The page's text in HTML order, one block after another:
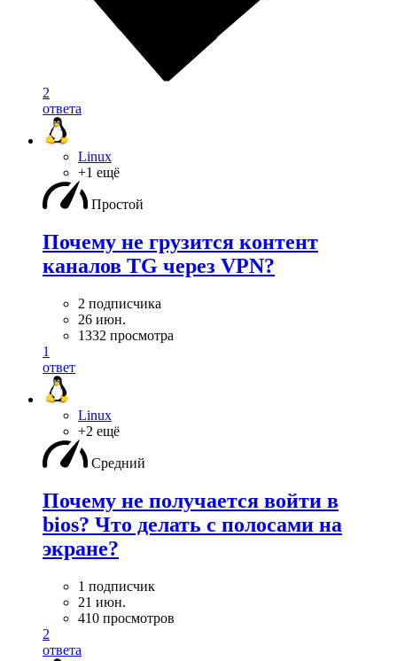
2
ответа
Linux
+1 ещё
Простой
Почему не грузится контент
каналов TG через VPN?
2 подписчика
26 июн.
1332 просмотра
1
ответ
Linux
+2 ещё
Средний
Почему не получается войти в
bios? Что делать с полосами на
экране?
1 подписчик
21 июн.
410 просмотров
2
ответа